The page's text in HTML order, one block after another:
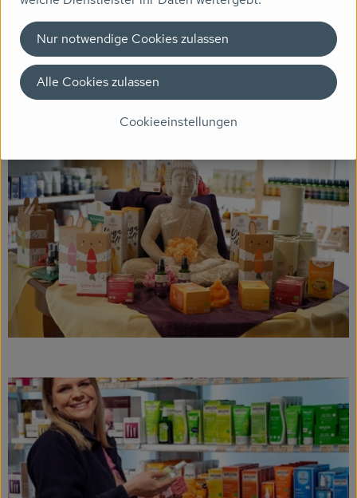
Cookieeinstellungen
Nur notwendige Cookies zulassen
Alle Cookies zulassen